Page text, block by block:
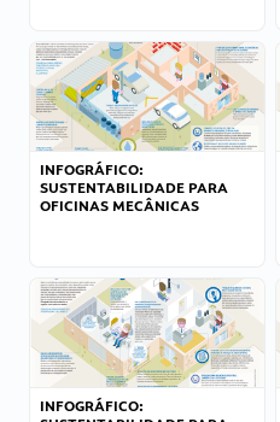
INFOGRÁFICO:
SUSTENTABILIDADE PARA
OFICINAS MECÂNICAS
INFOGRÁFICO: